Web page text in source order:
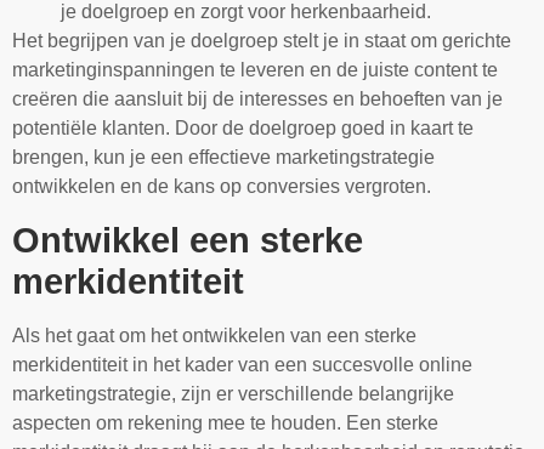
je doelgroep en zorgt voor herkenbaarheid.
Het begrijpen van je doelgroep stelt je in staat om gerichte
marketinginspanningen te leveren en de juiste content te
creëren die aansluit bij de interesses en behoeften van je
potentiële klanten. Door de doelgroep goed in kaart te
brengen, kun je een effectieve marketingstrategie
ontwikkelen en de kans op conversies vergroten.
Ontwikkel een sterke
merkidentiteit
Als het gaat om het ontwikkelen van een sterke
merkidentiteit in het kader van een succesvolle online
marketingstrategie, zijn er verschillende belangrijke
aspecten om rekening mee te houden. Een sterke